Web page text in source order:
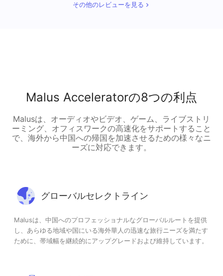
その他のレビューを見る
Malus Acceleratorの8つの利点
Malusは、オーディオやビデオ、ゲーム、ライブストリ
ーミング、オフィスワークの高速化をサポートすること
で、海外から中国への帰国を加速させるための様々なニ
ーズに対応できます。
グローバルセレクトライン
Malusは、中国へのプロフェッショナルなグローバルルートを提供
し、あらゆる地域や国にいる海外華人の迅速な旅行ニーズを満たす
ために、帯域幅を継続的にアップグレードおよび維持しています。